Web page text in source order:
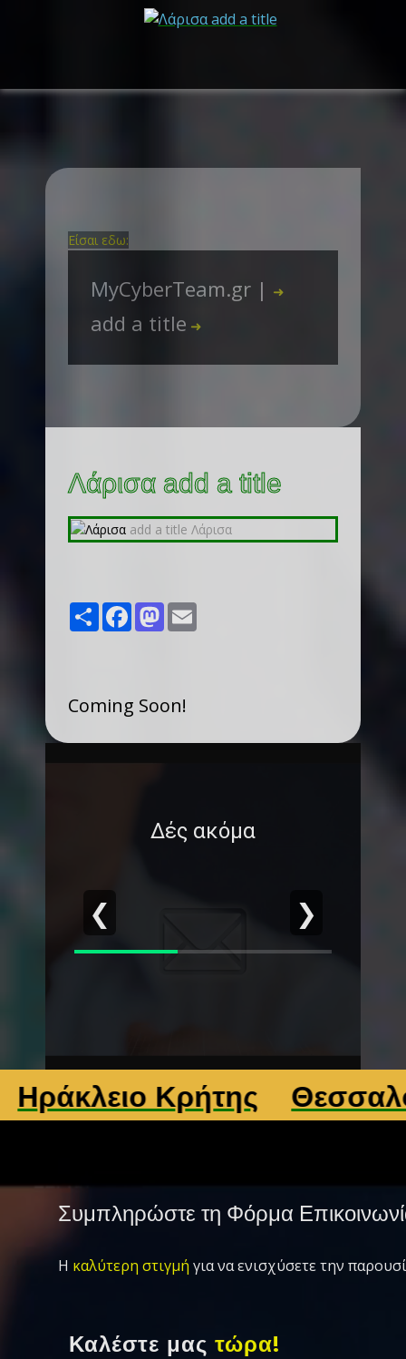
Είσαι εδω:
MyCyberTeam.gr | ➜
add a title ➜
Λάρισα add a title
Share FacebookMastodon
Coming Soon!
Δές ακόμα
❮ ❯
Κρήτης Θεσσαλονίκη
Συμπληρώστε τη Φόρμα
Η καλύτερη στιγμή για να ενισχύσετε την
Καλέστε μας τώρα!